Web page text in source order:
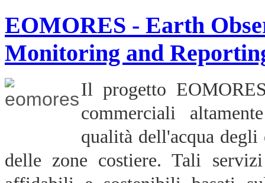
EOMORES - Earth
Monitoring and
Il progetto
commerciali
qualità dell'acqua
delle zone costiere. Tali servizi